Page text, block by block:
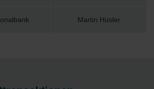
Martin Hüsler